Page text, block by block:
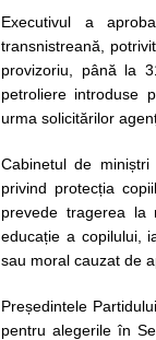
Executivul a
transnistreană,
provizoriu, până la
petroliere introduse
urma solicitărilor
Cabinetul de
privind protecția
prevede tragerea la
educație a copilului,
sau moral cauzat de
Președintele
pentru alegerile în